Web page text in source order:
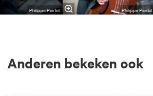
Philippe Pierlot Philippe Pierlot
Anderen bekeken ook